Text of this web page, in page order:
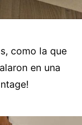
como la que
en una